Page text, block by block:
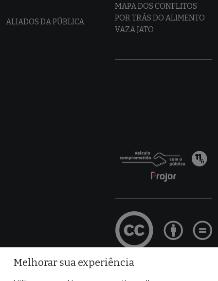
ALIADOS DA PÚBLICA
MAPA DOS CONFLITOS
POR TRÁS DO ALIMENTO
VAZA JATO
Site desenvolvido por
Melhorar sua experiência